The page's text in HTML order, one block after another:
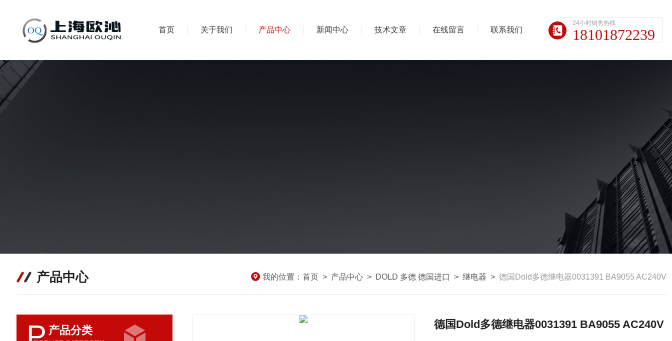
首页 关于我们 产品中心 新闻中心 技术文章 在线留言 联系我们
24小时销售热线
18101872239
产品中心 我的位置： 首页 > 产品中心 > DOLD 多德 德国进口 > 继电器 > 德国Dold多德继电器0031391 BA9055 AC240V
产品分类 德国Dold多德继电器0031391 BA9055 AC240V